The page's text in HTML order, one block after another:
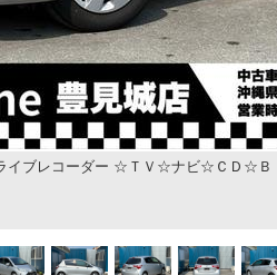
ブレコーダー ☆ＴＶ☆ナビ☆ＣＤ☆Ｂ